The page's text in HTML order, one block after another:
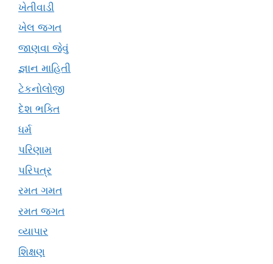
ખેતીવાડી
ખેલ જગત
જાણવા જેવું
જ્ઞાન માહિતી
ટેકનોલોજી
દેશ ભક્તિ
ધર્મ
પરિણામ
પરિપત્ર
રમત ગમત
રમત જગત
વ્યાપાર
શિક્ષણ